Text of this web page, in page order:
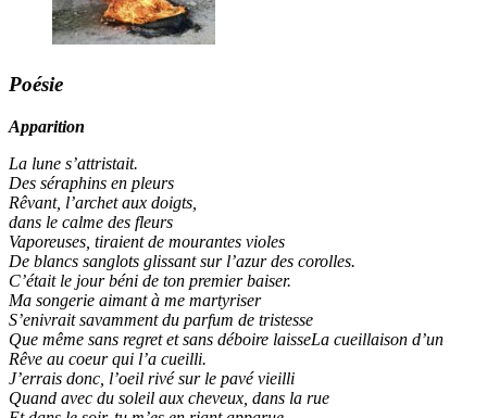
Poésie
Apparition
La lune s’attristait.
Des séraphins en pleurs
Rêvant, l’archet aux doigts,
dans le calme des fleurs
Vaporeuses, tiraient de mourantes violes
De blancs sanglots glissant sur l’azur des corolles.
C’était le jour béni de ton premier baiser.
Ma songerie aimant à me martyriser
S’enivrait savamment du parfum de tristesse
Que même sans regret et sans déboire laisseLa cueillaison d’un
Rêve au coeur qui l’a cueilli.
J’errais donc, l’oeil rivé sur le pavé vieilli
Quand avec du soleil aux cheveux, dans la rue